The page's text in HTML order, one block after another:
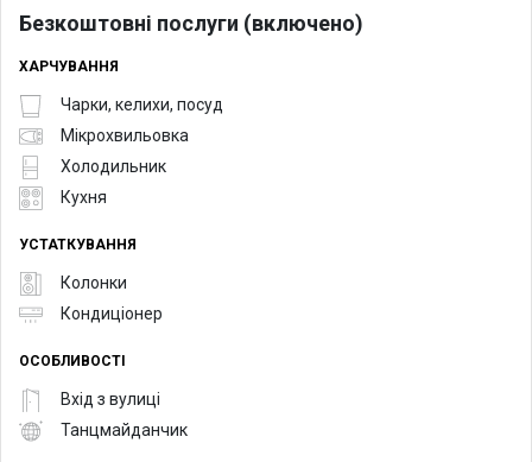
Безкоштовні послуги (включено)
ХАРЧУВАННЯ
Чарки, келихи, посуд
Мікрохвильовка
Холодильник
Кухня
УСТАТКУВАННЯ
Колонки
Кондиціонер
ОСОБЛИВОСТІ
Вхід з вулиці
Танцмайданчик